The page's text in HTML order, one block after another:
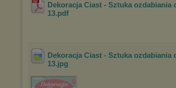
Pełną informację na ten temat znajdziesz pod
http://chomikuj.pl/PolitykaPrywatnosci.aspx
Dekoracja Ciast - Sztuka ozdabiania
13.pdf
Dekoracja Ciast - Sztuka ozdabiania
13.jpg